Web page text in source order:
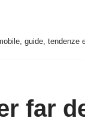
guide, tendenze
far